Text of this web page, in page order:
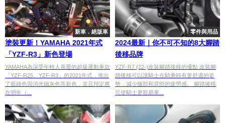
新車．絕版車
塗裝更新！YAMAHA 2021年式
「YZF-R3」新色登場
YAMAHA為深受年輕人喜愛的超級運動車款
「YZF-R25、YZF-R3」的2021年式，推出
了藍綠色與消光鐵灰色等新色，並且預定將
在明年（...
零件與用品
2024最新｜你不可不知的8大腳踏
後移品牌
YZF-R7 (22-)改裝腳踏後移的優點 改裝腳
踏後移可以讓騎士在騎乘時有更舒適的姿
勢，減少腿部和背部的疲勞感。 腳踏後移
可使騎士更容易掌...